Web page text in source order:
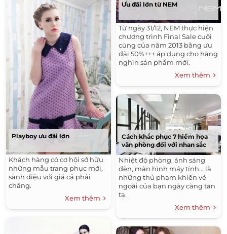
Playboy ưu đãi lớn
Khách hàng có cơ hội sở hữu
những mẫu trang phục mới,
sành điệu với giá cả phải
chăng.
Xem thêm
Ưu đãi lớn từ NEM
Từ ngày 31/12, NEM thực hiện
chương trình Final Sale cuối
cùng của năm 2013 bằng ưu
đãi 50%+++ áp dụng cho hàng
nghìn sản phẩm mới.
Xem thêm
Cách khắc phục 7 hiểm họa
văn phòng đối với nhan sắc
Nhiệt độ phòng, ánh sáng
đèn, màn hình máy tính... là
những thủ phạm khiến vẻ
ngoài của bạn ngày càng tàn
tạ.
Xem thêm